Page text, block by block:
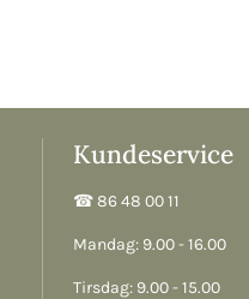
Kundeservice
☎︎ 86 48 00 11
Mandag: 9.00 - 16.00
Tirsdag: 9.00 - 15.00